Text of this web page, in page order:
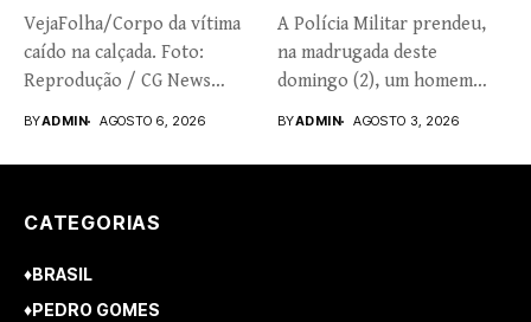
VejaFolha/Corpo da vítima
caído na calçada. Foto:
Reprodução / CG News
BYADMIN AGOSTO 6, 2026
A Polícia Militar prendeu,
na madrugada deste
domingo (2), um homem
BYADMIN AGOSTO 3, 2026
CATEGORIAS
♦BRASIL
♦PEDRO GOMES